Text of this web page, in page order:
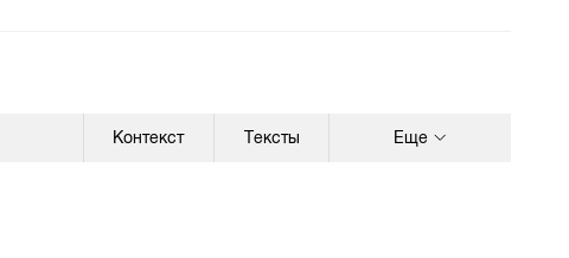
Контекст Тексты Еще